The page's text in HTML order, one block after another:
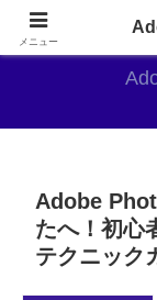
Adobe
たへ！初心
テクニック
メニュー